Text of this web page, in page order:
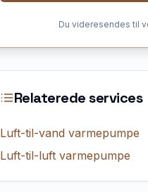
Du videresendes til
Relaterede services
Luft-til-vand varmepumpe
Luft-til-luft varmepumpe